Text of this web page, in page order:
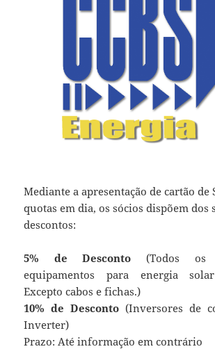
Mediante a apresentação de cartão de
quotas em dia, os sócios dispõem dos
descontos:
5% de Desconto (Todos os
equipamentos para energia
Excepto cabos e fichas.)
10% de Desconto (Inversores de
Inverter)
Prazo: Até informação em contrário